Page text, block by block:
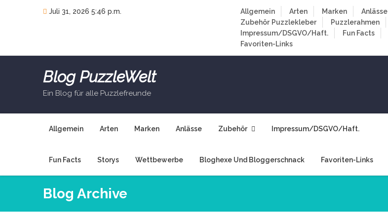
Juli 31, 2026 5:46 p.m. Allgemein Arten Marken
Anlässe
Zubehör Puzzlekleber Puzzlerahmen
Impressum/DSGVO/Haft.
Fun Facts
Favoriten-Links
Blog PuzzleWelt
Ein Blog für alle Puzzlefreunde
Allgemein Arten Marken Anlässe Zubehör Impressum/DSGVO/Haft.
Fun Facts Storys Wettbewerbe Bloghexe Und Bloggerschnack Favoriten-Links
Blog Archive